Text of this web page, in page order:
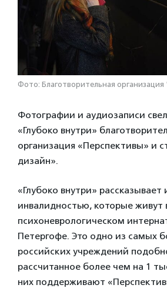
Фото: Благотворительная
Фотографии и аудиозаписи
«Глубоко внутри»
организация «Перспективы» и
дизайн».
«Глубоко внутри»
инвалидностью, которые живут
психоневрологическом
Петергофе. Это одно из самых
российских учреждений
рассчитанное более чем на 1
них поддерживают